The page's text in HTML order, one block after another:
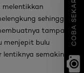
COBA SEKARANG
melentikkan
sehingga
tampak
menjepit bulu
lentiknya semakin